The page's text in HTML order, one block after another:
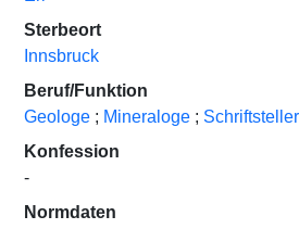
Sterbeort
Innsbruck
Beruf/Funktion
Geologe ; Mineraloge ; Schriftsteller
Konfession
-
Normdaten